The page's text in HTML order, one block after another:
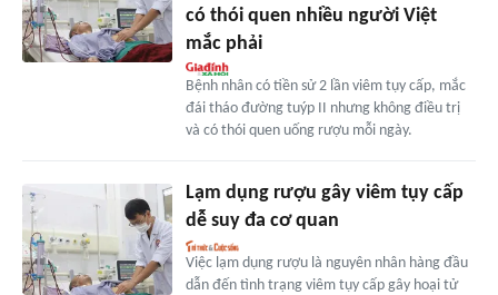
có thói quen nhiều người Việt
mắc phải
Bệnh nhân có tiền sử 2 lần viêm tụy cấp, mắc
đái tháo đường tuýp II nhưng không điều trị
và có thói quen uống rượu mỗi ngày.
Lạm dụng rượu gây viêm tụy cấp
dễ suy đa cơ quan
Việc lạm dụng rượu là nguyên nhân hàng đầu
dẫn đến tình trạng viêm tụy cấp gây hoại tử